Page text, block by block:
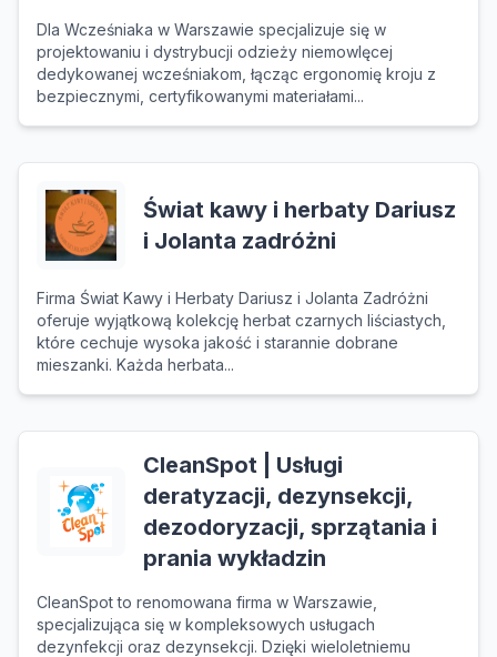
Dla Wcześniaka w Warszawie specjalizuje się w
projektowaniu i dystrybucji odzieży niemowlęcej
dedykowanej wcześniakom, łącząc ergonomię kroju z
bezpiecznymi, certyfikowanymi materiałami...
Świat kawy i herbaty Dariusz
i Jolanta zadróżni
Firma Świat Kawy i Herbaty Dariusz i Jolanta Zadróżni
oferuje wyjątkową kolekcję herbat czarnych liściastych,
które cechuje wysoka jakość i starannie dobrane
mieszanki. Każda herbata...
CleanSpot | Usługi
deratyzacji, dezynsekcji,
dezodoryzacji, sprzątania i
prania wykładzin
CleanSpot to renomowana firma w Warszawie,
specjalizująca się w kompleksowych usługach
dezynfekcji oraz dezynsekcji. Dzięki wieloletniemu